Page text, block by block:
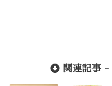
関連記事 -